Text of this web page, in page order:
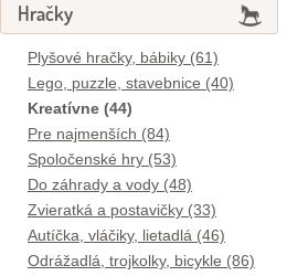
Hračky
Plyšové hračky, bábiky (61)
Lego, puzzle, stavebnice (40)
Kreatívne (44)
Pre najmenších (84)
Spoločenské hry (53)
Do záhrady a vody (48)
Zvieratká a postavičky (33)
Autíčka, vláčiky, lietadlá (46)
Odrážadlá, trojkolky, bicykle (86)